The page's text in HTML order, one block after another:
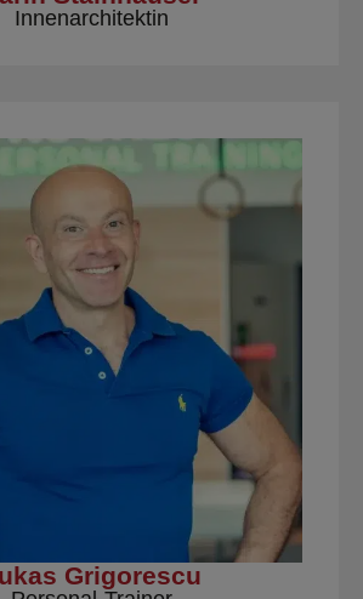
Innenarchitektin
Grigorescu